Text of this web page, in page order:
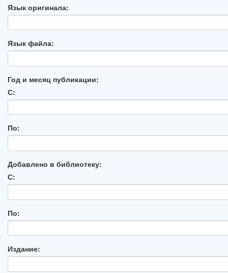
Язык оригинала:
Язык файла:
Год и месяц публикации:
С:
По:
Добавлено в библиотеку:
С:
По:
Издание: